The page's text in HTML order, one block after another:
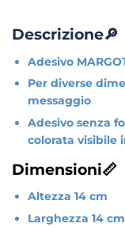
Descrizione🔎
Adesivo
Per diverse
messaggio
Adesivo senza
colorata visibile
Dimensioni📏
Altezza 14 cm
Larghezza 14 cm